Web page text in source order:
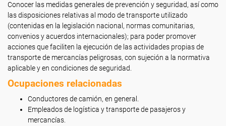
Conocer las medidas generales de prevención y seguridad, así como
las disposiciones relativas al modo de transporte utilizado
(contenidas en la legislación nacional, normas comunitarias,
convenios y acuerdos internacionales); para poder promover
acciones que faciliten la ejecución de las actividades propias de
transporte de mercancías peligrosas, con sujeción a la normativa
aplicable y en condiciones de seguridad.
Ocupaciones relacionadas
Conductores de camión, en general.
Empleados de logística y transporte de pasajeros y
mercancías.